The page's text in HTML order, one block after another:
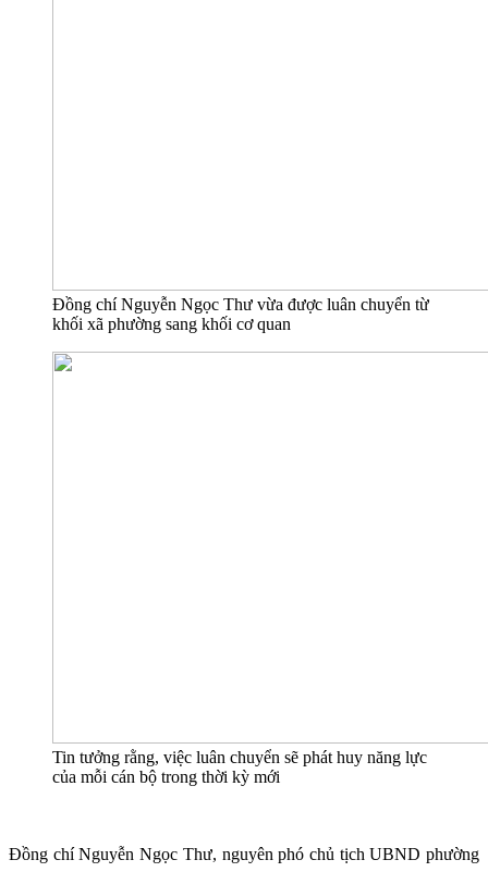
Đồng chí Nguyễn Ngọc Thư vừa được luân chuyển từ
khối xã phường sang khối cơ quan
Tin tưởng rằng, việc luân chuyển sẽ phát huy năng lực
của mỗi cán bộ trong thời kỳ mới
Đồng chí Nguyễn Ngọc Thư, nguyên phó chủ tịch UBND phường